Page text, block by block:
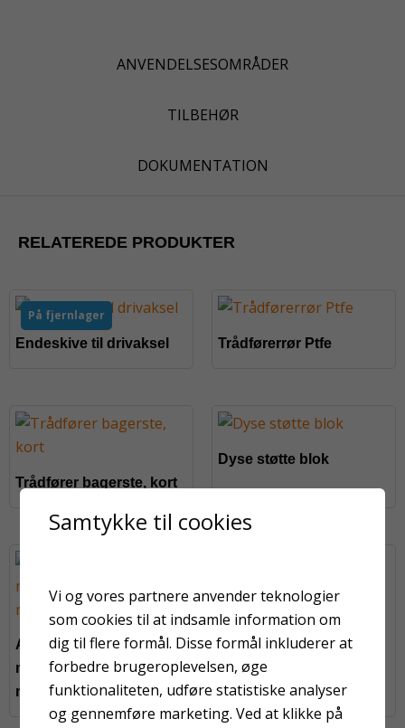
ANVENDELSESOMRÅDER
TILBEHØR
DOKUMENTATION
RELATEREDE PRODUKTER
På fjernlager
Endeskive til drivaksel
Trådførerrør Ptfe
Trådfører bagerste, kort
Dyse støtte blok
Aluminium
metalliseringstråd 2,5
mm
Zink/Aluminium
metalliseringstråd 2 mm
Samtykke til cookies
Vi og vores partnere anvender teknologier
som cookies til at indsamle information om
dig til flere formål. Disse formål inkluderer at
forbedre brugeroplevelsen, øge
funktionaliteten, udføre statistiske analyser
og gennemføre marketing. Ved at klikke på